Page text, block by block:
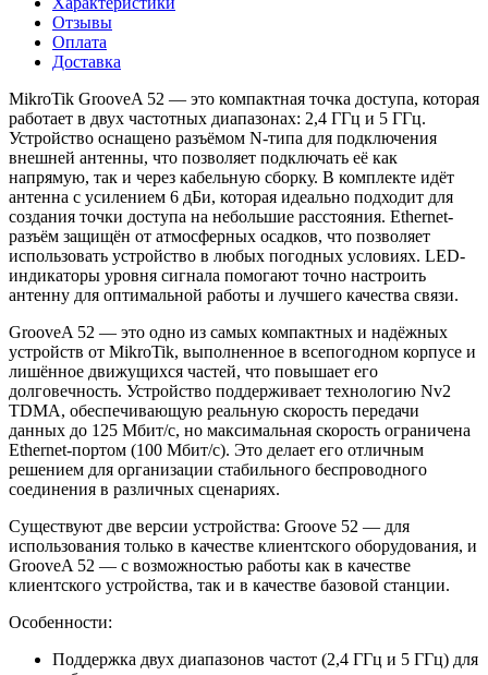
Отзывы
Оплата
Доставка
MikroTik GrooveA 52 — это компактная точка доступа, которая
работает в двух частотных диапазонах: 2,4 ГГц и 5 ГГц.
Устройство оснащено разъёмом N-типа для подключения
внешней антенны, что позволяет подключать её как
напрямую, так и через кабельную сборку. В комплекте идёт
антенна с усилением 6 дБи, которая идеально подходит для
создания точки доступа на небольшие расстояния. Ethernet-
разъём защищён от атмосферных осадков, что позволяет
использовать устройство в любых погодных условиях. LED-
индикаторы уровня сигнала помогают точно настроить
антенну для оптимальной работы и лучшего качества связи.
GrooveA 52 — это одно из самых компактных и надёжных
устройств от MikroTik, выполненное в всепогодном корпусе и
лишённое движущихся частей, что повышает его
долговечность. Устройство поддерживает технологию Nv2
TDMA, обеспечивающую реальную скорость передачи
данных до 125 Мбит/с, но максимальная скорость ограничена
Ethernet-портом (100 Мбит/с). Это делает его отличным
решением для организации стабильного беспроводного
соединения в различных сценариях.
Существуют две версии устройства: Groove 52 — для
использования только в качестве клиентского оборудования, и
GrooveA 52 — с возможностью работы как в качестве
клиентского устройства, так и в качестве базовой станции.
Особенности:
Поддержка двух диапазонов частот (2,4 ГГц и 5 ГГц) для